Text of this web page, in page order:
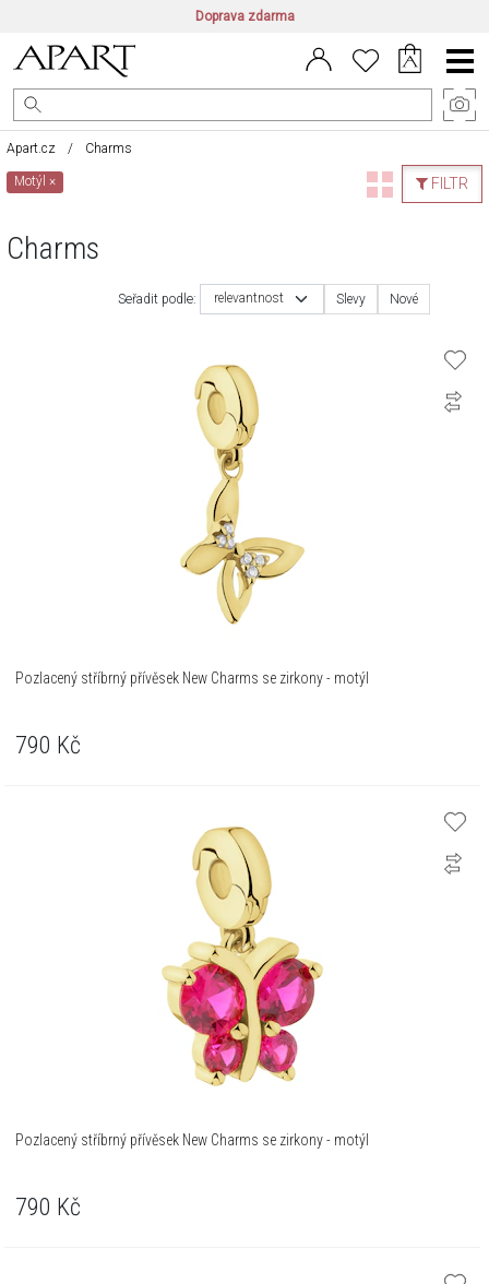
Doprava zdarma
CZ/CZK | EN/EUR PL/PLN
Main
Menu
Apart.cz Charms
FILTR
Motýl×
Charms
Seřadit podle: relevantnost Slevy Nové
Pozlacený stříbrný přívěsek New Charms se zirkony - motýl
790 Kč
Pozlacený stříbrný přívěsek New Charms se zirkony - motýl
790 Kč